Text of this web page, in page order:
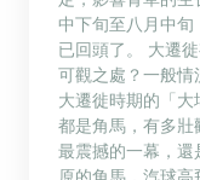
中下旬至八月中
已回頭了。 大遷
可觀之處？一般情
大遷徙時期的「
都是角馬，有多壯
最震撼的一幕，